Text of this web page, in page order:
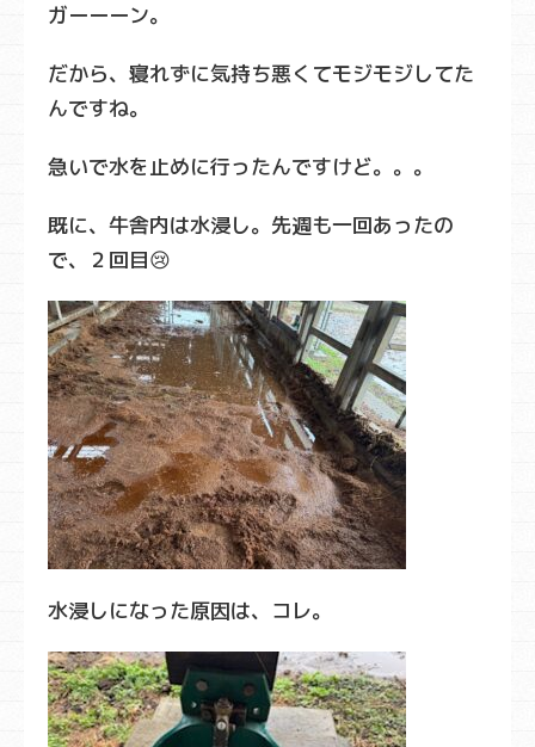
ガーーーン。
だから、寝れずに気持ち悪くてモジモジしてた
んですね。
急いで水を止めに行ったんですけど。。。
既に、牛舎内は水浸し。先週も一回あったの
で、２回目😢
水浸しになった原因は、コレ。